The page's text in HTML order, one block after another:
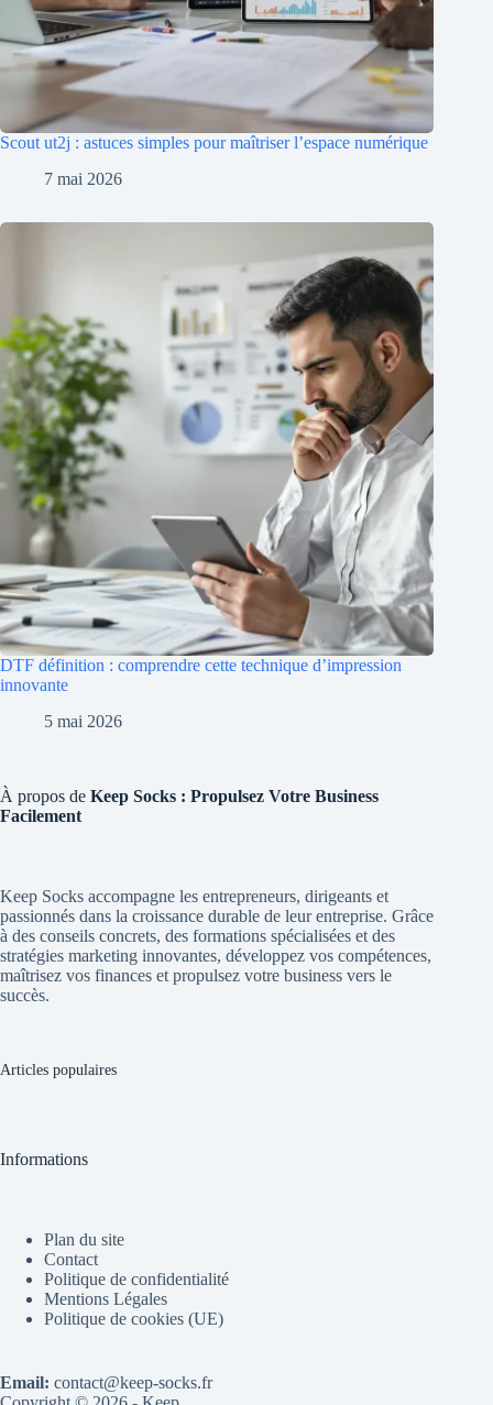
Scout ut2j : astuces simples pour maîtriser l’espace numérique
7 mai 2026
DTF définition : comprendre cette technique d’impression
innovante
5 mai 2026
À propos de Keep Socks : Propulsez Votre Business
Facilement
Keep Socks accompagne les entrepreneurs, dirigeants et
passionnés dans la croissance durable de leur entreprise. Grâce
à des conseils concrets, des formations spécialisées et des
stratégies marketing innovantes, développez vos compétences,
maîtrisez vos finances et propulsez votre business vers le
succès.
Articles populaires
Informations
Plan du site
Contact
Politique de confidentialité
Mentions Légales
Politique de cookies (UE)
Email: contact@keep-socks.fr